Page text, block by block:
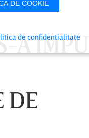
DE
DE COOKIE
de confidentialitate